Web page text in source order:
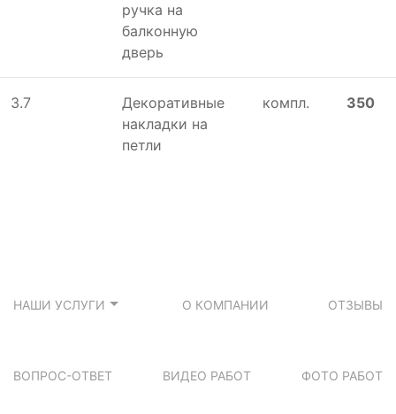
ручка на
балконную
дверь
3.7
Декоративные
накладки на
петли
компл. 350
НАШИ УСЛУГИ О КОМПАНИИ ОТЗЫВЫ
ВОПРОС-ОТВЕТ ВИДЕО РАБОТ ФОТО РАБОТ